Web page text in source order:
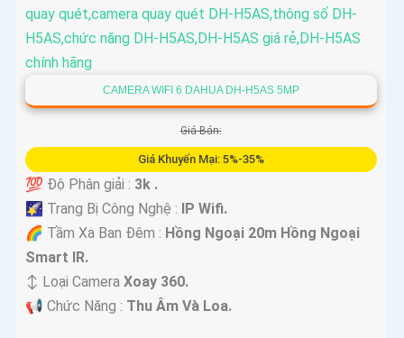
CAMERA WIFI 6 DAHUA DH-H5AS 5MP
Giá Bán:
Giá Khuyến Mại: 5%-35%
💯 Độ Phân giải : 3k .
🌠 Trang Bị Công Nghệ : IP Wifi.
🌈 Tầm Xa Ban Đêm : Hồng Ngoại 20m Hồng Ngoại
Smart IR.
↕️ Loại Camera Xoay 360.
️📢 Chức Năng : Thu Âm Và Loa.